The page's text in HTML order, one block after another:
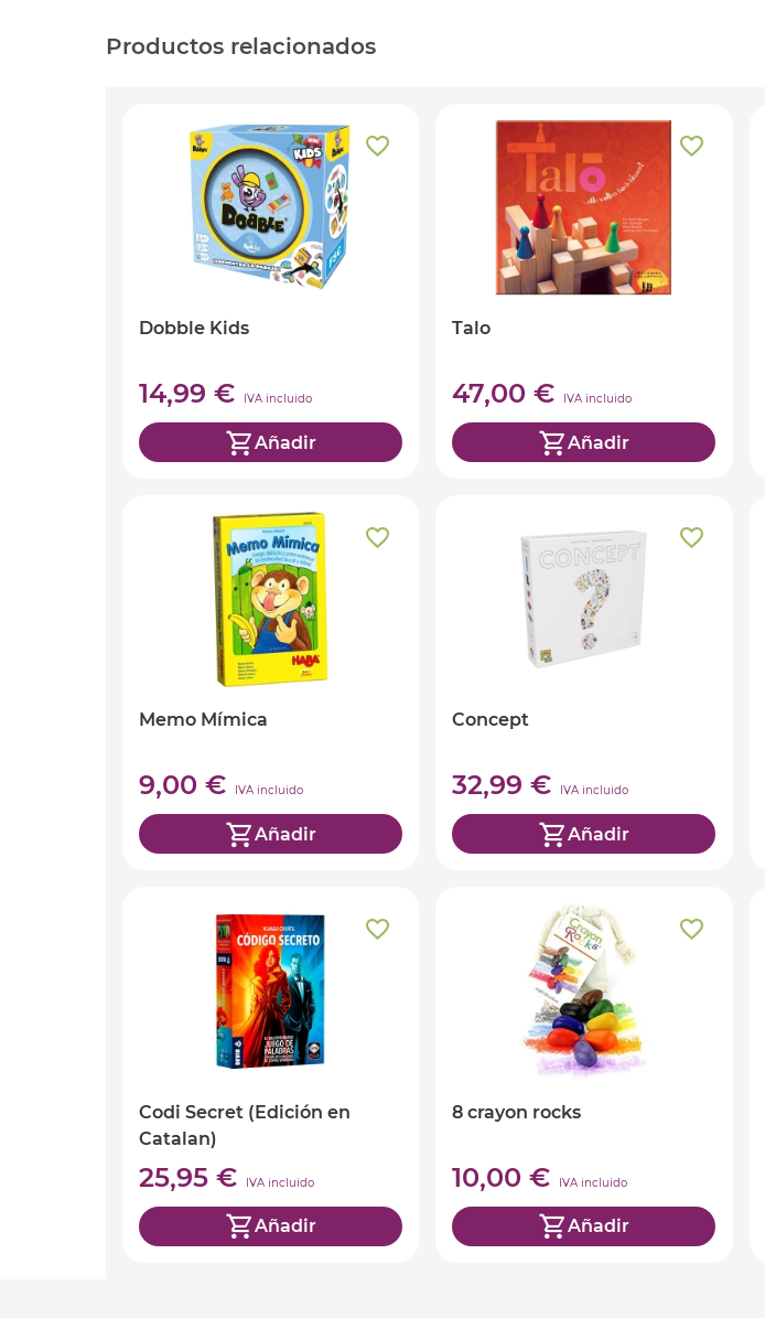
Productos relacionados
Dobble Kids
14,99 € IVA incluido
Añadir
Talo
47,00 € IVA incluido
Añadir
Memo Mímica
9,00 € IVA incluido
Añadir
Concept
32,99 € IVA incluido
Añadir
Codi Secret (Edición en
Catalan)
25,95 € IVA incluido
Añadir
8 crayon rocks
10,00 € IVA incluido
Añadir